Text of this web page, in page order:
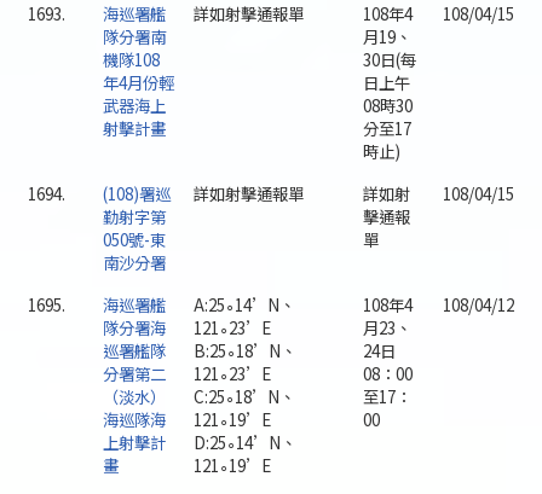
1693.
海巡署艦
隊分署南
機隊108
年4月份輕
武器海上
射擊計畫
詳如射擊通報單
108年4
月19、
30日(每
日上午
08時30
分至17
時止)
108/04/15
1694.
(108)署巡
勤射字第
050號-東
南沙分署
詳如射擊通報單
詳如射
擊通報
單
108/04/15
1695.
海巡署艦
隊分署海
巡署艦隊
分署第二
（淡水）
海巡隊海
上射擊計
畫
A:25∘14’N、
121∘23’E
B:25∘18’N、
121∘23’E
C:25∘18’N、
121∘19’E
D:25∘14’N、
121∘19’E
108年4
月23、
24日
08：00
至17：
00
108/04/12